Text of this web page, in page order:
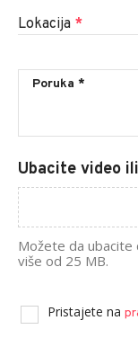
Lokacija *
Ubacite video
Možete da
više od 25 MB.
Pristajete na